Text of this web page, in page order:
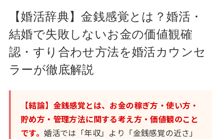
【婚活辞典】金銭感覚とは？婚活・
結婚で失敗しないお金の価値観確
認・すり合わせ方法を婚活カウンセ
ラーが徹底解説
【結論】金銭感覚とは、お金の稼ぎ方・使い方・
貯め方・管理方法に関する考え方・価値観のこと
です。婚活では「年収」より「金銭感覚の近さ」